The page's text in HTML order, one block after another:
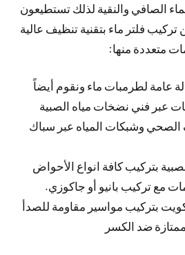
الصافي والنقية لذلك تستطيعون
فلتر ماء بتقنية تنظيف عالية
متعددة منها:
عامة لطرمبات ماء ونقوم أيضاً
عبر فني نضخات مياه الصبية
الصحي وشبكات المياه عبر سباك
بتركيب كافة انواع الأحواض
مع تركيب بانيو أو جاكوزي.
بتركيب مواسير مقاومة للصدأ
ضد الكسر